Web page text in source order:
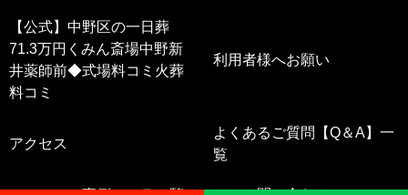
【公式】中野区の一日葬
71.3万円くみん斎場中野新
井薬師前◆式場料コミ火葬
料コミ
利用者様へお願い
アクセス
よくあるご質問【Q＆A】一
覧